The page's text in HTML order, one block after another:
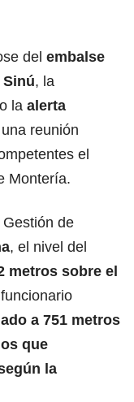
del embalse
, la
la alerta
reunión
el
Montería.
de
, el nivel del
metros sobre el
a 751 metros
que
la